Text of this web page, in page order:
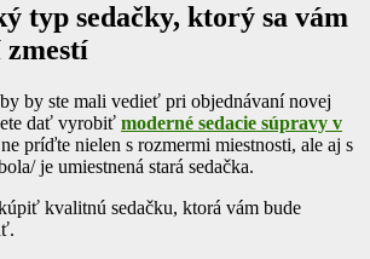
typ sedačky, ktorý sa vám
zmestí
by ste mali vedieť pri objednávaní novej
dať vyrobiť moderné sedacie súpravy v
príďte nielen s rozmermi miestnosti, ale aj s
je umiestnená stará sedačka.
kvalitnú sedačku, ktorá vám bude